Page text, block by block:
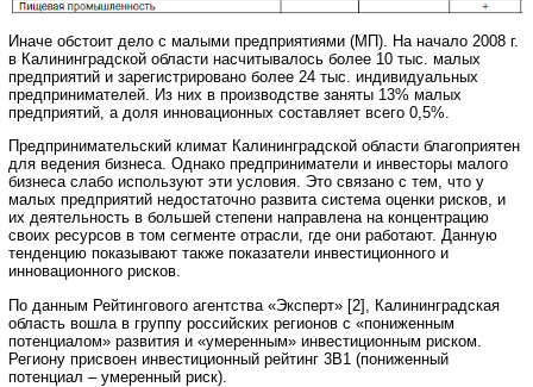
Иначе обстоит дело с малыми предприятиями (МП). На начало 2008 г.
в Калининградской области насчитывалось более 10 тыс. малых
предприятий и зарегистрировано более 24 тыс. индивидуальных
предпринимателей. Из них в производстве заняты 13% малых
предприятий, а доля инновационных составляет всего 0,5%.
Предпринимательский климат Калининградской области благоприятен
для ведения бизнеса. Однако предприниматели и инвесторы малого
бизнеса слабо используют эти условия. Это связано с тем, что у
малых предприятий недостаточно развита система оценки рисков, и
их деятельность в большей степени направлена на концентрацию
своих ресурсов в том сегменте отрасли, где они работают. Данную
тенденцию показывают также показатели инвестиционного и
инновационного рисков.
По данным Рейтингового агентства «Эксперт» [2], Калининградская
область вошла в группу российских регионов с «пониженным
потенциалом» развития и «умеренным» инвестиционным риском.
Региону присвоен инвестиционный рейтинг 3B1 (пониженный
потенциал – умеренный риск).